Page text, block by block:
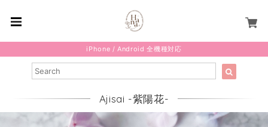
iPhone / Android 全機種対応
Ajisai -紫陽花-